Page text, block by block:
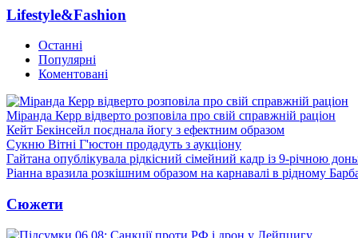
Lifestyle&Fashion
Останні
Популярні
Коментовані
Міранда Керр відверто розповіла про свій справжній раціон
Кейт Бекінсейл поєднала йогу з ефектним образом
Сукню Вітні Г'юстон продадуть з аукціону
Гайтана опублікувала рідкісний сімейний кадр із 9-річною
Ріанна вразила розкішним образом на карнавалі в рідному
Сюжети